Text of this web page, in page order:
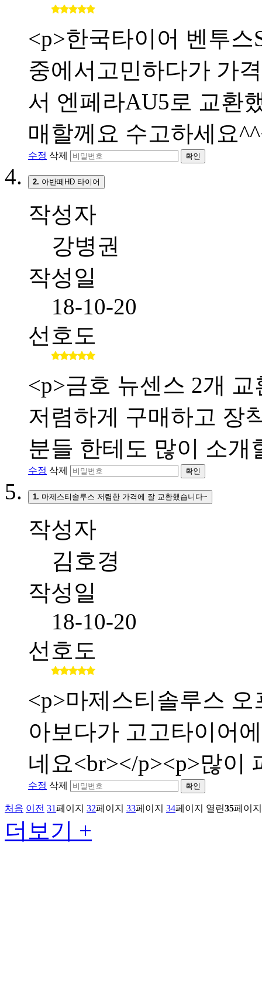
<p>한국타이어 벤투
중에서고민하다가 가
서 엔페라AU5로 교환
매할께요 수고하세요
수정 삭제 확인
2. 아반떼HD 타이어
작성자
강병권
작성일
18-10-20
선호도
<p>금호 뉴센스 2개
저렴하게 구매하고 장
분들 한테도 많이 소개
수정 삭제 확인
1. 마제스티솔루스 저렴한 가격에 잘 교환했습니다~
작성자
김호경
작성일
18-10-20
선호도
<p>마제스티솔루스
아보다가 고고타이어
네요<br></p><p>많이
수정 삭제 확인
처음 이전 31페이지 32페이지 33페이지 34페이지 열린35페이지
더보기 +